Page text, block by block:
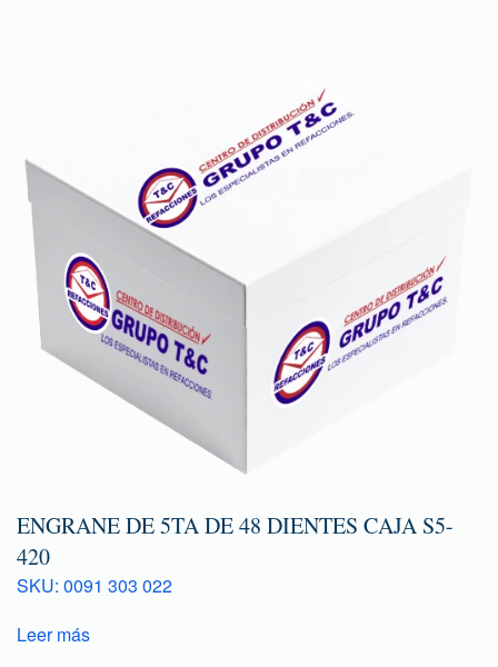
ENGRANE DE 5TA DE 48 DIENTES CAJA S5-
420
SKU: 0091 303 022
Leer más